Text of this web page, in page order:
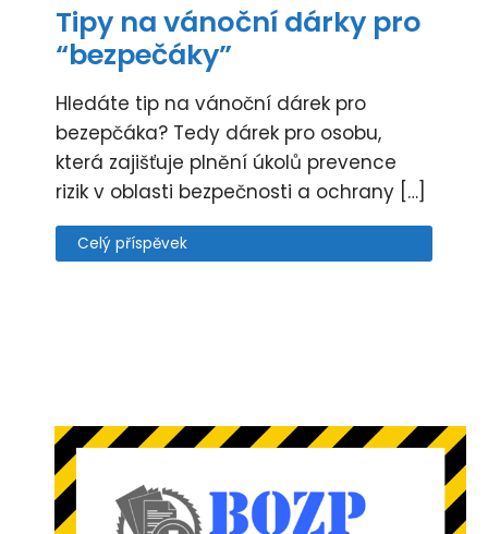
Tipy na vánoční dárky pro
“bezpečáky”
Hledáte tip na vánoční dárek pro
bezepčáka? Tedy dárek pro osobu,
která zajišťuje plnění úkolů prevence
rizik v oblasti bezpečnosti a ochrany […]
Celý příspěvek